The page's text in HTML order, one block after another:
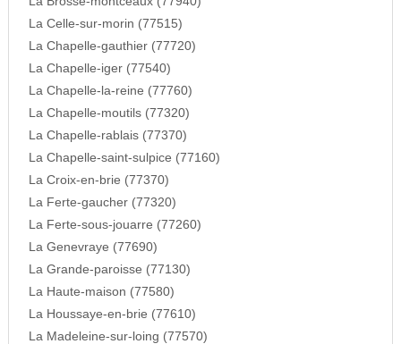
La Celle-sur-morin (77515)
La Chapelle-gauthier (77720)
La Chapelle-iger (77540)
La Chapelle-la-reine (77760)
La Chapelle-moutils (77320)
La Chapelle-rablais (77370)
La Chapelle-saint-sulpice (77160)
La Croix-en-brie (77370)
La Ferte-gaucher (77320)
La Ferte-sous-jouarre (77260)
La Genevraye (77690)
La Grande-paroisse (77130)
La Haute-maison (77580)
La Houssaye-en-brie (77610)
La Madeleine-sur-loing (77570)